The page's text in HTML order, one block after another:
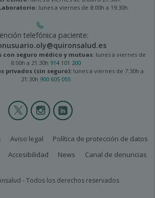
lunes a viernes de 8:00h a 19:30h.
telefónica paciente:
con seguro médico y mutuas: lunes a viernes de
8:00h a 21:30h 914 101 200
privados (sin seguro):lunes a viernes de 7:30h a
21:30h 900 605 055
- Todos los derechos reservados
Aviso legal
Política de protección de datos
Accesibilidad News Canal de denuncias